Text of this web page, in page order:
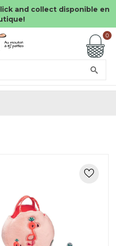
and collect disponible en
0